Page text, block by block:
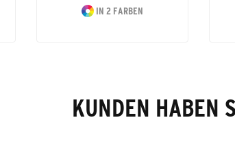
IN 2 FARBEN
KUNDEN HABEN